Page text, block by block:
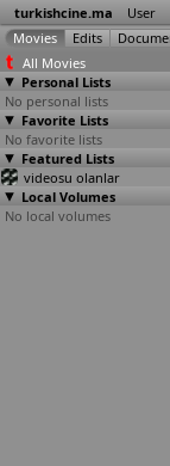
turkishcine.ma User
All Movies
Personal Lists
No personal lists
Favorite Lists
No favorite lists
Featured Lists
videosu olanlar
Local Volumes
No local volumes
Firtina (Nejat
Saydam)
1977